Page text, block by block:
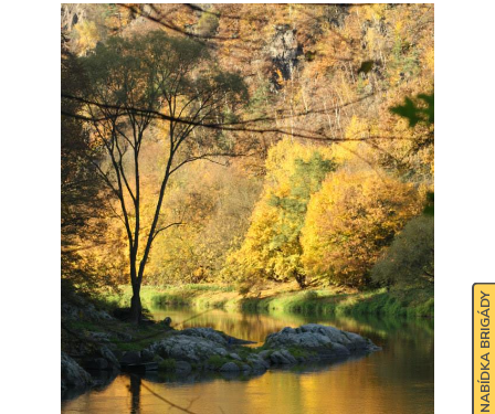
NABÍDKA BRIGÁDY